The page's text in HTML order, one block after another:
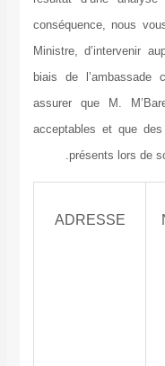
conséquence, nous
Ministre,
biais de
assurer que M.
acceptables et que
présents lors
ADRESSE